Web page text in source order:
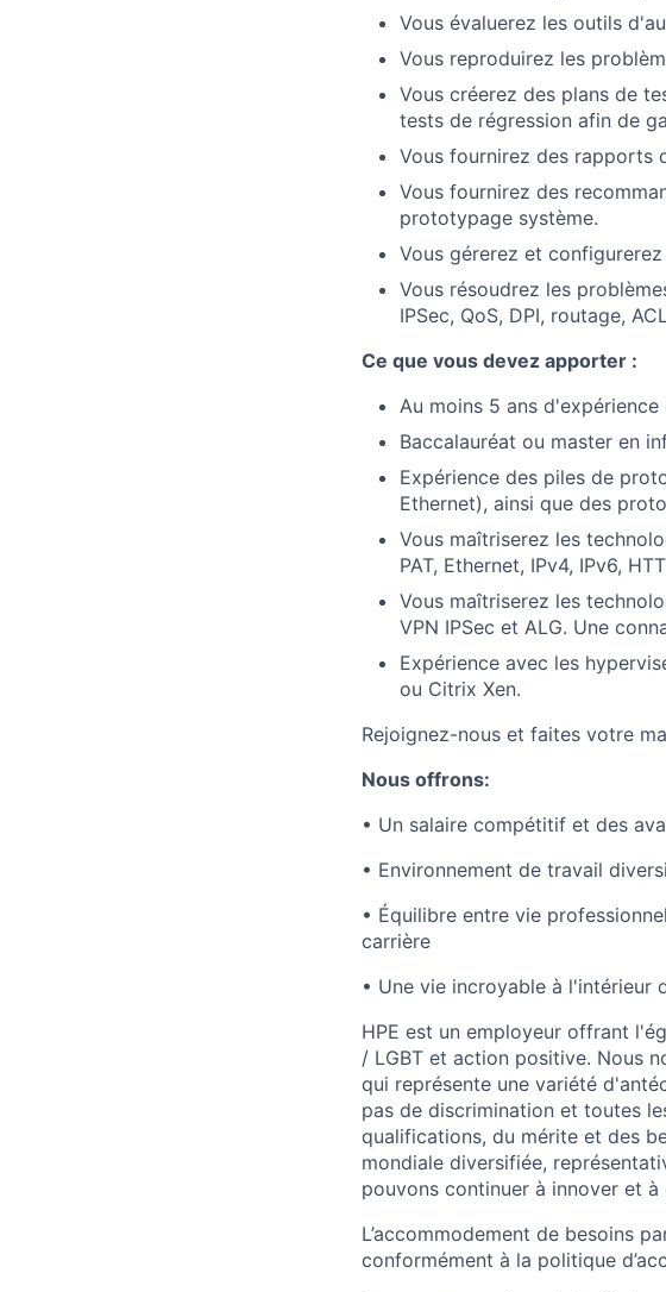
Vous évaluerez les outils
Vous reproduirez les
Vous créerez des plans de
tests de régression afin de
Vous fournirez des rapports
Vous fournirez des
prototypage système.
Vous gérerez et
Vous résoudrez les
IPSec, QoS, DPI, routage,
Ce que vous devez apporter :
Au moins 5 ans d'expérience
Baccalauréat ou master en
Expérience des piles de
Ethernet), ainsi que des
Vous maîtriserez les
PAT, Ethernet, IPv4, IPv6,
Vous maîtriserez les
VPN IPSec et ALG. Une
Expérience avec les
ou Citrix Xen.
Rejoignez-nous et faites votre
Nous offrons:
• Un salaire compétitif et des
• Environnement de travail
• Équilibre entre vie
carrière
• Une vie incroyable à l'intérieur
HPE est un employeur offrant
/ LGBT et action positive. Nous
qui représente une variété
pas de discrimination et toutes
qualifications, du mérite et des
mondiale diversifiée,
pouvons continuer à innover et à
L’accommodement de besoins
conformément à la politique